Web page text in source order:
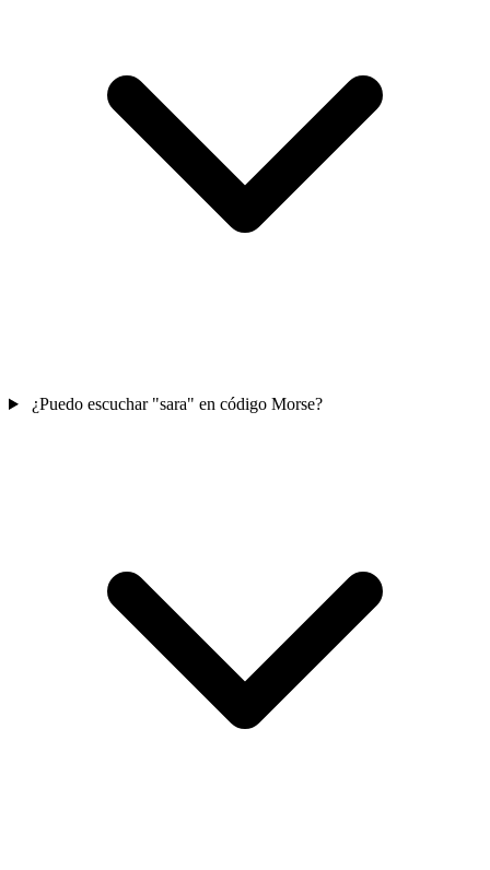
¿Puedo escuchar "sara" en código Morse?